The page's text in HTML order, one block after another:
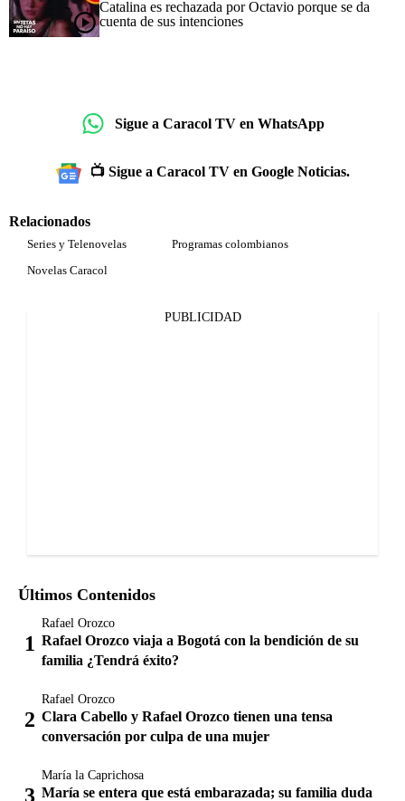
Catalina es rechazada por Octavio porque se da
cuenta de sus intenciones
Sigue a Caracol TV en WhatsApp
📺 Sigue a Caracol TV en Google Noticias.
Relacionados
Series y Telenovelas
Programas colombianos
Novelas Caracol
PUBLICIDAD
Últimos Contenidos
Rafael Orozco
Rafael Orozco viaja a Bogotá con la bendición de su
familia ¿Tendrá éxito?
Rafael Orozco
Clara Cabello y Rafael Orozco tienen una tensa
conversación por culpa de una mujer
María la Caprichosa
María se entera que está embarazada; su familia duda